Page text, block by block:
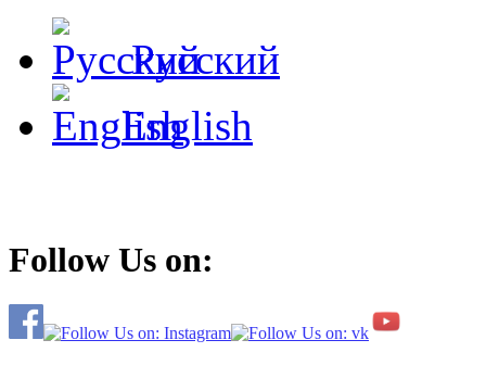
Русский
English
Follow Us on: